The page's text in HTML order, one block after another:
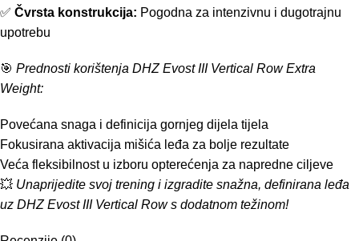
✅ Čvrsta konstrukcija: Pogodna za intenzivnu i dugotrajnu
upotrebu
🎯 Prednosti korištenja DHZ Evost III Vertical Row Extra
Weight:
Povećana snaga i definicija gornjeg dijela tijela
Fokusirana aktivacija mišića leđa za bolje rezultate
Veća fleksibilnost u izboru opterećenja za napredne ciljeve
💥 Unaprijedite svoj trening i izgradite snažna, definirana leđa
uz DHZ Evost III Vertical Row s dodatnom težinom!